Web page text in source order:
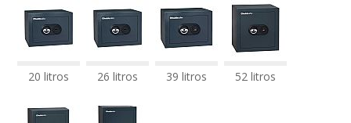
20 litros 26 litros 39 litros 52 litros